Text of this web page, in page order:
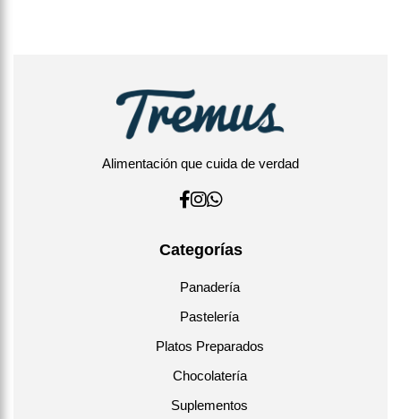
Alimentación que cuida de verdad
Categorías
Panadería
Pastelería
Platos Preparados
Chocolatería
Suplementos